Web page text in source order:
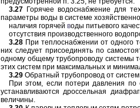
3.27 Горячее водоснабжение для
параметры воды в системе
наличия горячей воды питьевого
отсутствия производственного
3.28 При теплоснабжении от одного
них следует присоединять по
одному общему трубопроводу системы
этих систем при максимальных и
3.29 Обратный трубопровод от
При этом, если потери давления по
устанавливаются дроссельная
величины.